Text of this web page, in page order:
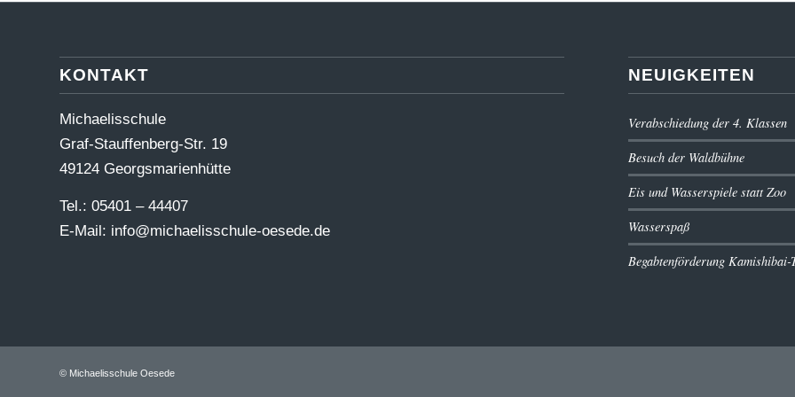
KONTAKT
Michaelisschule
Graf-Stauffenberg-Str. 19
49124 Georgsmarienhütte
Tel.: 05401 – 44407
E-Mail: info@michaelisschule-oesede.de
NEUIGKEITEN
Verabschiedung der 4. Klassen
Besuch der Waldbühne
Eis und Wasserspiele statt Zoo
Wasserspaß
Begabtenförderung Kamishibai-
© Michaelisschule Oesede